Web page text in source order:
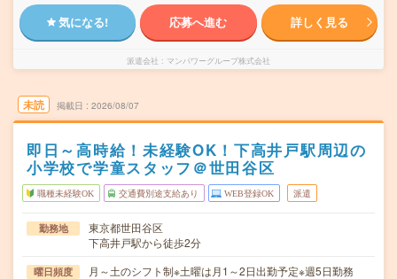
気になる! 応募へ進む 詳しく見る
派遣会社 マンパワーグループ株式会社
未読 掲載日 2026/08/07
即日～高時給！未経験OK！下高井戸駅周辺の
小学校で学童スタッフ＠世田谷区
職種未経験OK 交通費別途支給あり WEB登録OK 派遣
勤務地
東京都世田谷区
下高井戸駅から徒歩2分
曜日頻度 月～土のシフト制※土曜は月1～2日出勤予定※週5日勤務